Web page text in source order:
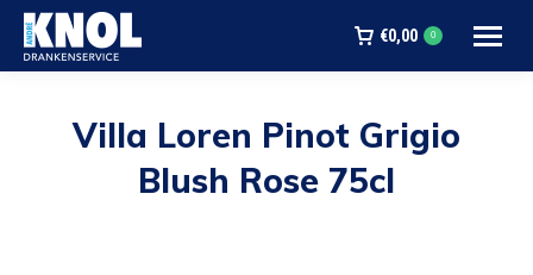
€0,00 0
Villa Loren Pinot Grigio
Blush Rose 75cl